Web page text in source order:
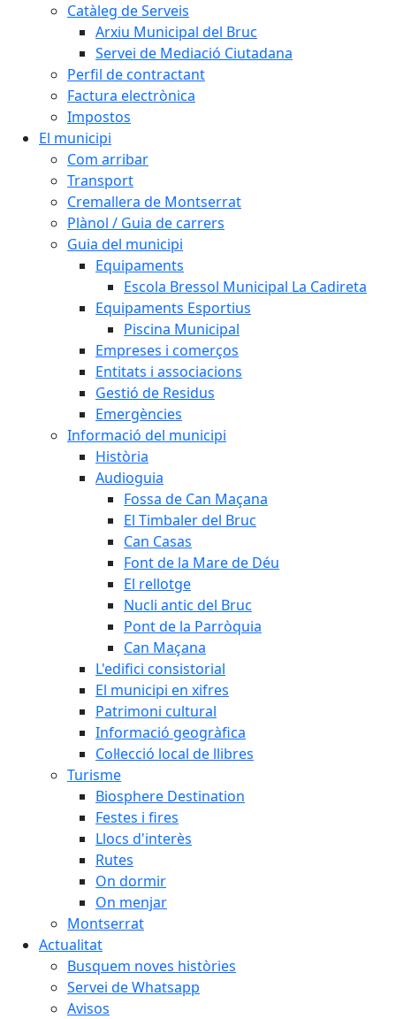
Catàleg de Serveis
Arxiu Municipal del Bruc
Servei de Mediació Ciutadana
Perfil de contractant
Factura electrònica
Impostos
El municipi
Com arribar
Transport
Cremallera de Montserrat
Plànol / Guia de carrers
Guia del municipi
Equipaments
Escola Bressol Municipal La Cadireta
Equipaments Esportius
Piscina Municipal
Empreses i comerços
Entitats i associacions
Gestió de Residus
Emergències
Informació del municipi
Història
Audioguia
Fossa de Can Maçana
El Timbaler del Bruc
Can Casas
Font de la Mare de Déu
El rellotge
Nucli antic del Bruc
Pont de la Parròquia
Can Maçana
L'edifici consistorial
El municipi en xifres
Patrimoni cultural
Informació geogràfica
Col·lecció local de llibres
Turisme
Biosphere Destination
Festes i fires
Llocs d'interès
Rutes
On dormir
On menjar
Montserrat
Actualitat
Busquem noves històries
Servei de Whatsapp
Avisos